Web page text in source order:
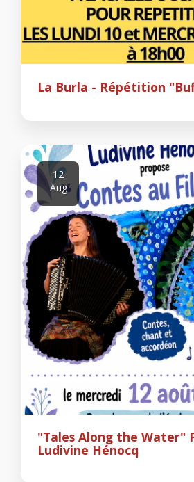
La Burla - Répétition
12
Aug
"Tales Along the Water"
Ludivine Hénocq